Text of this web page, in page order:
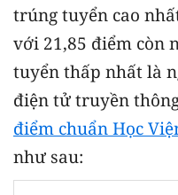
trúng tuyển cao
với 21,85 điểm còn
tuyển thấp nhất là
điện tử truyền
điểm chuẩn Học
như sau: